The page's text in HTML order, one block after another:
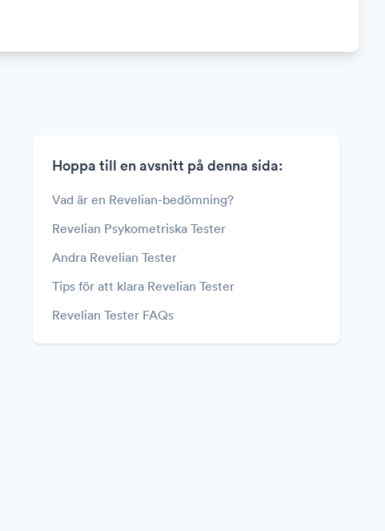
Hoppa till en avsnitt på denna sida:
Vad är en Revelian-bedömning?
Revelian Psykometriska Tester
Andra Revelian Tester
Tips för att klara Revelian Tester
Revelian Tester FAQs